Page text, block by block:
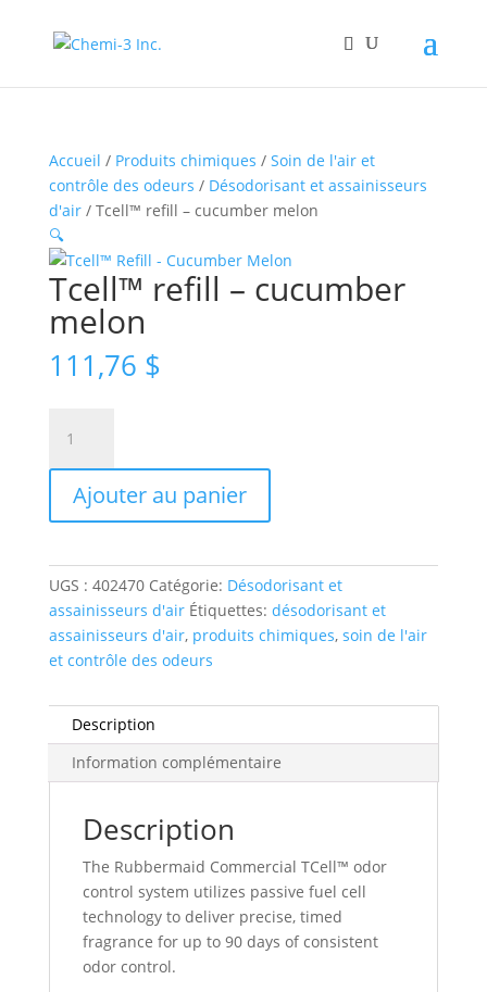
Accueil / Produits chimiques / Soin de l'air et
contrôle des odeurs / Désodorisant et assainisseurs
d'air/ Tcell™ refill – cucumber melon
🔍
Tcell™ refill – cucumber
melon
111,76 $
Tcell™
refill
-
melon
Ajouter au panier
UGS : 402470 Catégorie: Désodorisant et
assainisseurs d'air Étiquettes: désodorisant et
assainisseurs d'air, produits chimiques, soin de l'air
et contrôle des odeurs
Description
Information complémentaire
Description
The Rubbermaid Commercial TCell™ odor
control system utilizes passive fuel cell
technology to deliver precise, timed
fragrance for up to 90 days of consistent
odor control.